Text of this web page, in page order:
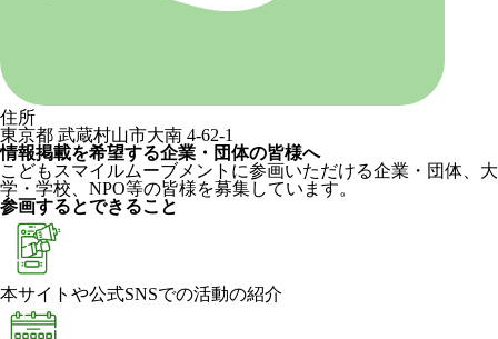
住所
東京都 武蔵村山市大南 4-62-1
情報掲載を希望する企業・団体の皆様へ
こどもスマイルムーブメントに参画いただける企業・団体、大
学・学校、NPO等の皆様を募集しています。
参画するとできること
本サイトや公式SNSでの活動の紹介